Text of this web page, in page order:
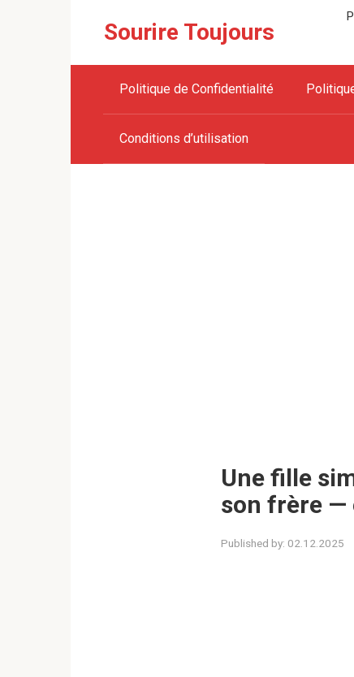
Sourire Toujours
Politique de Confidentialité
Conditions d’utilisation
Une fille
son frère —
Published by: 02.12.2025